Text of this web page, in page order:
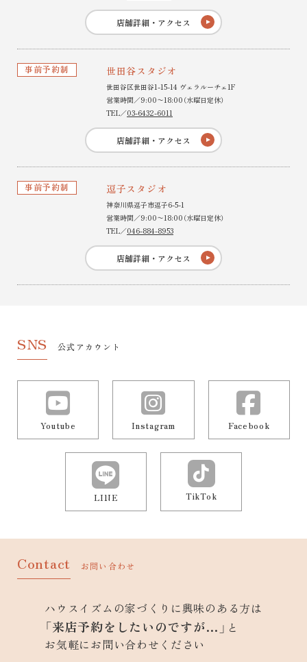
店舗詳細・アクセス
事前予約制 世田谷スタジオ
世田谷区世田谷1-15-14 ヴェラルーチェ1F
営業時間／9:00〜18:00（水曜日定休）
TEL／03-6432-6011
店舗詳細・アクセス
事前予約制 逗子スタジオ
神奈川県逗子市逗子6-5-1
営業時間／9:00〜18:00（水曜日定休）
TEL／046-884-8953
店舗詳細・アクセス
SNS 公式アカウント
Youtube Instagram Facebook
LINE TikTok
Contact お問い合わせ
ハウスイズムの家づくりに興味のある方は
「来店予約をしたいのですが…」 と
お気軽にお問い合わせください